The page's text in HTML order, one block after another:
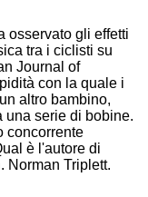
osservato gli effetti
tra i ciclisti su
Journal of
con la quale i
altro bambino,
una serie di bobine.
concorrente
è l'autore di
Norman Triplett.